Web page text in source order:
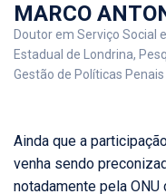
MARCO
Doutor em Serviço Social
Estadual de Londrina,
Gestão de Políticas Penais
Ainda que a
venha sendo
notadamente pela